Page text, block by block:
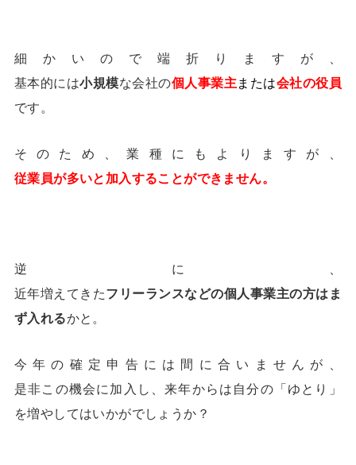
細かいので端折りますが、
基本的には小規模な会社の個人事業主または会社の役員
です。
そのため、業種にもよりますが、
従業員が多いと加入することができません。
逆に、
近年増えてきたフリーランスなどの個人事業主の方はま
ず入れるかと。
今年の確定申告には間に合いませんが、
是非この機会に加入し、来年からは自分の「ゆとり」
を増やしてはいかがでしょうか？